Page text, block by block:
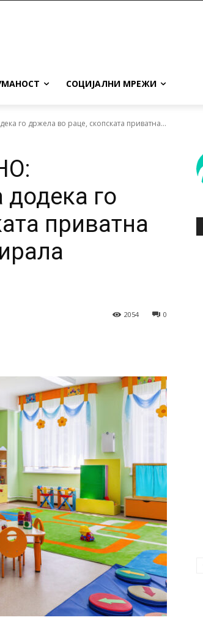
СОЦИЈАЛНИ МРЕЖИ
го држела во раце, скопската приватна...
додека го
приватна
0
2054